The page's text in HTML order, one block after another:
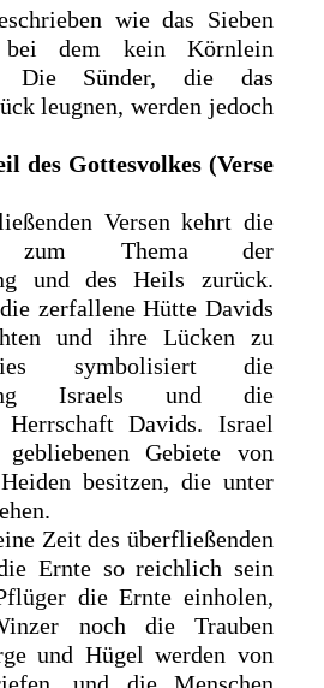
wie das Sieben
bei dem kein Körnlein
Die Sünder, die das
leugnen, werden jedoch
des Gottesvolkes (Verse
Versen kehrt die
zum Thema der
und des Heils zurück.
zerfallene Hütte Davids
und ihre Lücken zu
symbolisiert die
Israels und die
Herrschaft Davids. Israel
Gebiete von
besitzen, die unter
Zeit des überfließenden
Ernte so reichlich sein
die Ernte einholen,
noch die Trauben
und Hügel werden von